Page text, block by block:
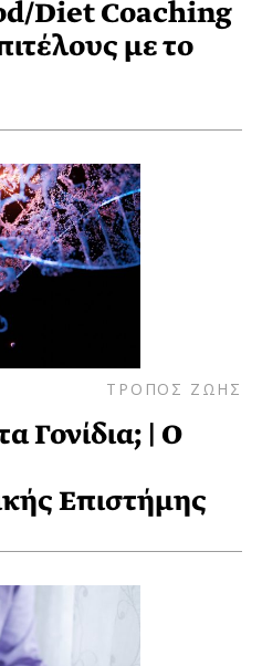
Diet Coaching
με το
ΤΡΟΠΟΣ ΖΩΗΣ
Γονίδια; | Ο
Επιστήμης